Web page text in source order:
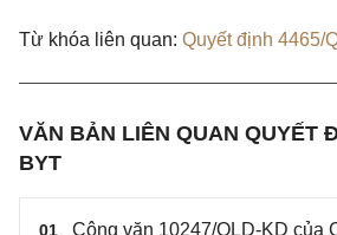
Từ khóa liên quan: Quyết định 4465/
VĂN BẢN LIÊN QUAN QUYẾT
BYT
01
Công văn 10247/QLD-KD của